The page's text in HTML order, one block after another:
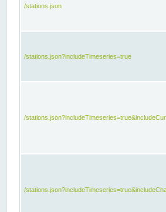
/stations.json
/stations.json?includeTimeseries=true
/
/